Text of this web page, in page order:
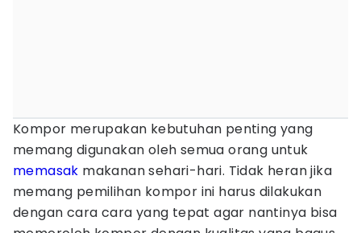
Kompor merupakan kebutuhan penting yang
memang digunakan oleh semua orang untuk
memasak makanan sehari-hari. Tidak heran jika
memang pemilihan kompor ini harus dilakukan
dengan cara cara yang tepat agar nantinya bisa